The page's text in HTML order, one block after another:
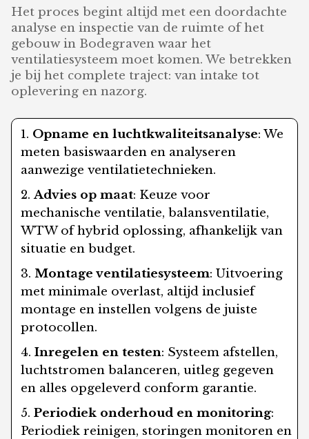
Het proces begint altijd met een doordachte
analyse en inspectie van de ruimte of het
gebouw in Bodegraven waar het
ventilatiesysteem moet komen. We betrekken
je bij het complete traject: van intake tot
oplevering en nazorg.
Opname en luchtkwaliteitsanalyse: We
meten basiswaarden en analyseren
aanwezige ventilatietechnieken.
Advies op maat: Keuze voor
mechanische ventilatie, balansventilatie,
WTW of hybrid oplossing, afhankelijk van
situatie en budget.
Montage ventilatiesysteem: Uitvoering
met minimale overlast, altijd inclusief
montage en instellen volgens de juiste
protocollen.
Inregelen en testen: Systeem afstellen,
luchtstromen balanceren, uitleg gegeven
en alles opgeleverd conform garantie.
Periodiek onderhoud en monitoring:
Periodiek reinigen, storingen monitoren en